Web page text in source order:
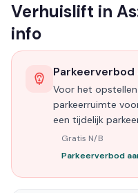
Verhuislift in
info
Parkeerverbod
Voor het
parkeerruimte
een tijdelijk
Gratis N/B
Parkeerverbod